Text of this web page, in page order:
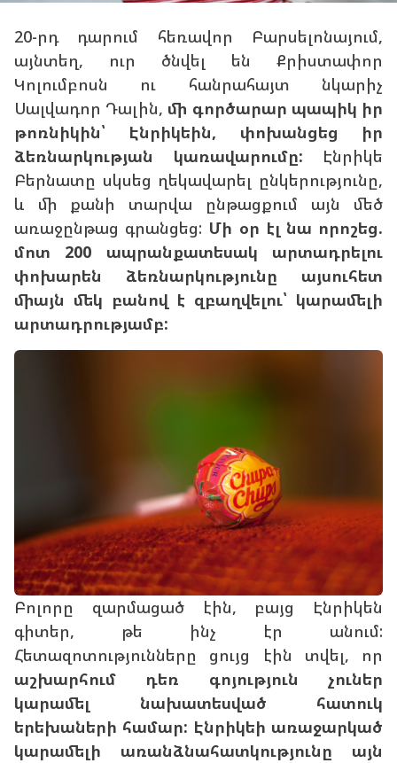
20-րդ դարում հեռավոր Բարսելոնայում,
այնտեղ, ուր ծնվել են Քրիստափոր
Կոլումբոսն ու հանրահայտ նկարիչ
Սալվադոր Դալին, մի գործարար պապիկ իր
թոռնիկին՝ Էնրիկեին, փոխանցեց իր
ձեռնարկության կառավարումը: Էնրիկե
Բերնատը սկսեց ղեկավարել ընկերությունը,
և մի քանի տարվա ընթացքում այն մեծ
առաջընթաց գրանցեց: Մի օր էլ նա որոշեց.
մոտ 200 ապրանքատեսակ արտադրելու
փոխարեն ձեռնարկությունը այսուհետ
միայն մեկ բանով է զբաղվելու՝ կարամելի
արտադրությամբ:
Բոլորը զարմացած էին, բայց Էնրիկեն
գիտեր, թե ինչ էր անում:
Հետազոտությունները ցույց էին տվել, որ
աշխարհում դեռ գոյություն չուներ
կարամել նախատեսված հատուկ
երեխաների համար: Էնրիկեի առաջարկած
կարամելի առանձնահատկությունը այն